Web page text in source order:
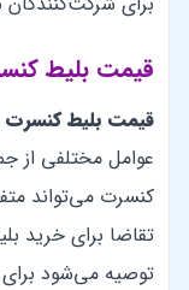
قیمت بلیط
قیمت بلیط
عوامل مختلفی از
کنسرت می‌تواند
تقاضا برای خرید
توصیه می‌شود برای